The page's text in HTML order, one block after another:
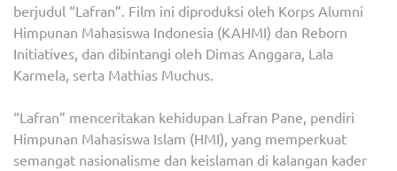
berjudul “Lafran”. Film ini diproduksi oleh Korps Alumni
Himpunan Mahasiswa Indonesia (KAHMI) dan Reborn
Initiatives, dan dibintangi oleh Dimas Anggara, Lala
Karmela, serta Mathias Muchus.
“Lafran” menceritakan kehidupan Lafran Pane, pendiri
Himpunan Mahasiswa Islam (HMI), yang memperkuat
semangat nasionalisme dan keislaman di kalangan kader